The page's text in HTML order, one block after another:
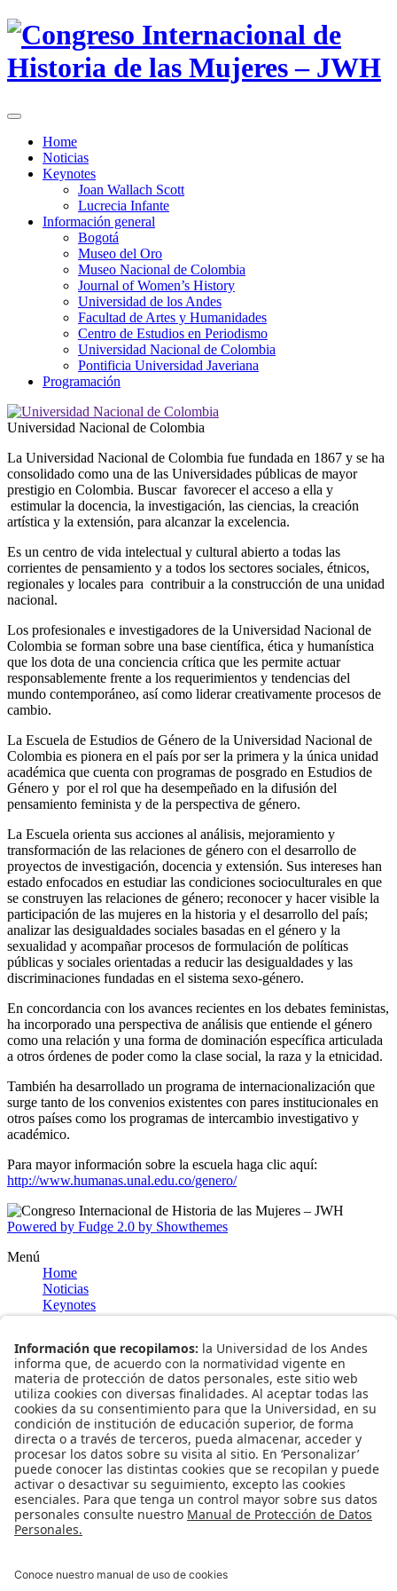
Home
Noticias
Keynotes
Joan Wallach Scott
Lucrecia Infante
Información general
Bogotá
Museo del Oro
Museo Nacional de Colombia
Journal of Women’s History
Universidad de los Andes
Facultad de Artes y Humanidades
Centro de Estudios en Periodismo
Universidad Nacional de Colombia
Pontificia Universidad Javeriana
Programación
Universidad Nacional de Colombia
La Universidad Nacional de Colombia fue fundada en 1867 y se ha
consolidado como una de las Universidades públicas de mayor
prestigio en Colombia. Buscar favorecer el acceso a ella y
estimular la docencia, la investigación, las ciencias, la creación
artística y la extensión, para alcanzar la excelencia.
Es un centro de vida intelectual y cultural abierto a todas las
corrientes de pensamiento y a todos los sectores sociales, étnicos,
regionales y locales para contribuir a la construcción de una unidad
nacional.
Los profesionales e investigadores de la Universidad Nacional de
Colombia se forman sobre una base científica, ética y humanística
que los dota de una conciencia crítica que les permite actuar
responsablemente frente a los requerimientos y tendencias del
mundo contemporáneo, así como liderar creativamente procesos de
cambio.
La Escuela de Estudios de Género de la Universidad Nacional de
Colombia es pionera en el país por ser la primera y la única unidad
académica que cuenta con programas de posgrado en Estudios de
Género y por el rol que ha desempeñado en la difusión del
pensamiento feminista y de la perspectiva de género.
La Escuela orienta sus acciones al análisis, mejoramiento y
transformación de las relaciones de género con el desarrollo de
proyectos de investigación, docencia y extensión. Sus intereses han
estado enfocados en estudiar las condiciones socioculturales en que
se construyen las relaciones de género; reconocer y hacer visible la
participación de las mujeres en la historia y el desarrollo del país;
analizar las desigualdades sociales basadas en el género y la
sexualidad y acompañar procesos de formulación de políticas
públicas y sociales orientadas a reducir las desigualdades y las
discriminaciones fundadas en el sistema sexo-género.
En concordancia con los avances recientes en los debates feministas,
ha incorporado una perspectiva de análisis que entiende el género
como una relación y una forma de dominación específica articulada
a otros órdenes de poder como la clase social, la raza y la etnicidad.
También ha desarrollado un programa de internacionalización que
surge tanto de los convenios existentes con pares institucionales en
otros países como los programas de intercambio investigativo y
académico.
Para mayor información sobre la escuela haga clic aquí:
http://www.humanas.unal.edu.co/genero/
Powered by Fudge 2.0 by Showthemes
Menú
Home
Noticias
Keynotes
Joan Wallach Scott
Información general
Bogotá
Museo del Oro
Museo Nacional de Colombia
Journal of Women's History
Universidad de los Andes
Facultad de Artes y Humanidades
Centro de Estudios en Periodismo
Universidad Nacional de Colombia
Pontificia Universidad Javeriana
Programación
Facultad de Artes y Humanidades